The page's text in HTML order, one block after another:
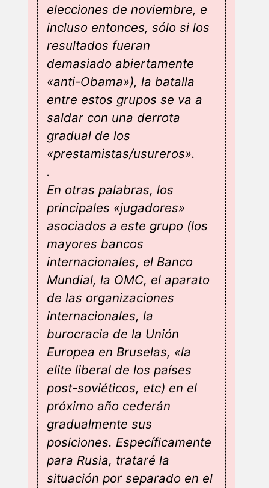
elecciones de noviembre, e
incluso entonces, sólo si los
resultados fueran
demasiado abiertamente
«anti-Obama»), la batalla
entre estos grupos se va a
saldar con una derrota
gradual de los
«prestamistas/usureros».
.
En otras palabras, los
principales «jugadores»
asociados a este grupo (los
mayores bancos
internacionales, el Banco
Mundial, la OMC, el aparato
de las organizaciones
internacionales, la
burocracia de la Unión
Europea en Bruselas, «la
elite liberal de los países
post-soviéticos, etc) en el
próximo año cederán
gradualmente sus
posiciones. Específicamente
para Rusia, trataré la
situación por separado en el